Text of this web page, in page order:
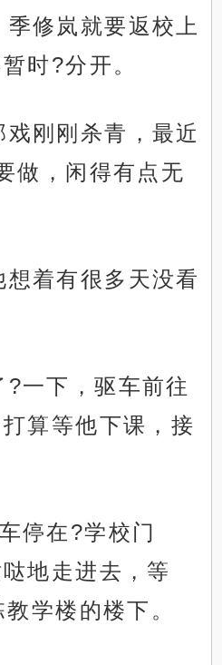
修岚就要返校上
时?分开。
刚刚杀青，最近
做，闲得有点无
着有很多天没看
一下，驱车前往
算等他下课，接
停在?学校门
地走进去，等
学楼的楼下。